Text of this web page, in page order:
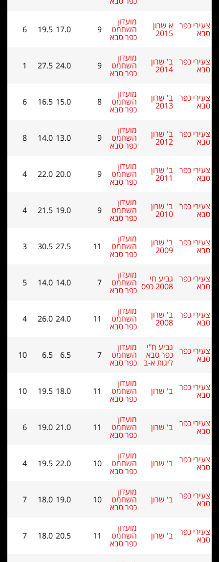
כפר א שרון מועדון
השחמט
כפר סבא
9
19.5
6
כפר ב' שרון מועדון
השחמט
כפר סבא
9
27.5
1
כפר ב' שרון מועדון
השחמט
כפר סבא
8
16.5
6
כפר ב' שרון מועדון
השחמט
כפר סבא
9
14.0
8
כפר ב' שרון מועדון
השחמט
כפר סבא
9
22.0
4
כפר ב' שרון מועדון
השחמט
כפר סבא
9
21.5
4
כפר ב' שרון מועדון
השחמט
כפר סבא
11
30.5
3
כפר גביע חי מועדון
השחמט
כפר סבא
7
14.0
5
כפר ב' שרון מועדון
השחמט
כפר סבא
11
26.0
4
כפר גביע ח"י
כפר סבא
ליגות א-ב
מועדון
השחמט
כפר סבא
7
6.5
10
כפר ב' שרון השחמט
כפר סבא
11
19.5
10
כפר ב' שרון השחמט
כפר סבא
11
19.0
6
כפר ב' שרון השחמט
כפר סבא
10
19.5
4
כפר ב' שרון השחמט
כפר סבא
10
18.0
7
כפר ב' שרון השחמט
כפר סבא
11
18.0
7